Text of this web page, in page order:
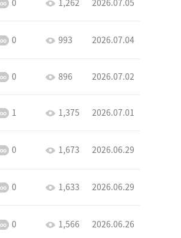
0 1,262 2026.07.05
0 993 2026.07.04
0 896 2026.07.02
1 1,375 2026.07.01
0 1,673 2026.06.29
0 1,633 2026.06.29
0 1,566 2026.06.26